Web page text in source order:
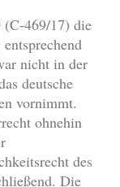
469/17) die
nicht in der
deutsche
vornimmt.
ohnehin
des
Die